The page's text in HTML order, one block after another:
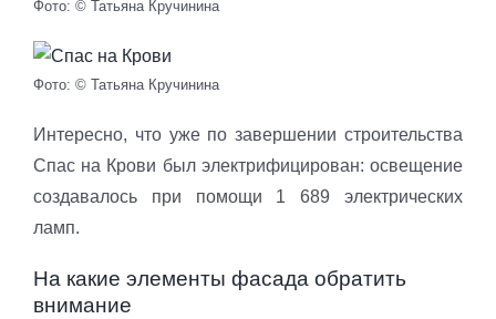
Фото: © Татьяна Кручинина
Фото: © Татьяна Кручинина
Интересно, что уже по завершении строительства
Спас на Крови был электрифицирован: освещение
создавалось при помощи 1 689 электрических
ламп.
На какие элементы фасада обратить
внимание